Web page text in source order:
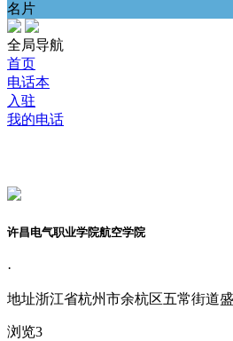
名片
全局导航
首页
电话本
入驻
我的电话
许昌电气职业学院航空学院
·
地址浙江省杭州市余杭区五常街道
浏览3